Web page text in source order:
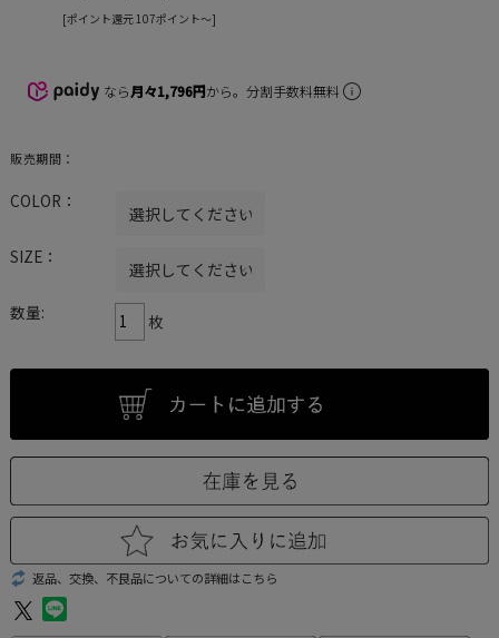
[ポイント還元 107ポイント〜]
なら月々1,796円から。分割手数料無料
販売期間：
COLOR：
SIZE：
数量: 枚
返品、交換、不良品についての詳細はこちら